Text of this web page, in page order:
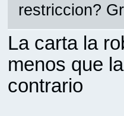
restriccion?
La carta la
menos que
contrario